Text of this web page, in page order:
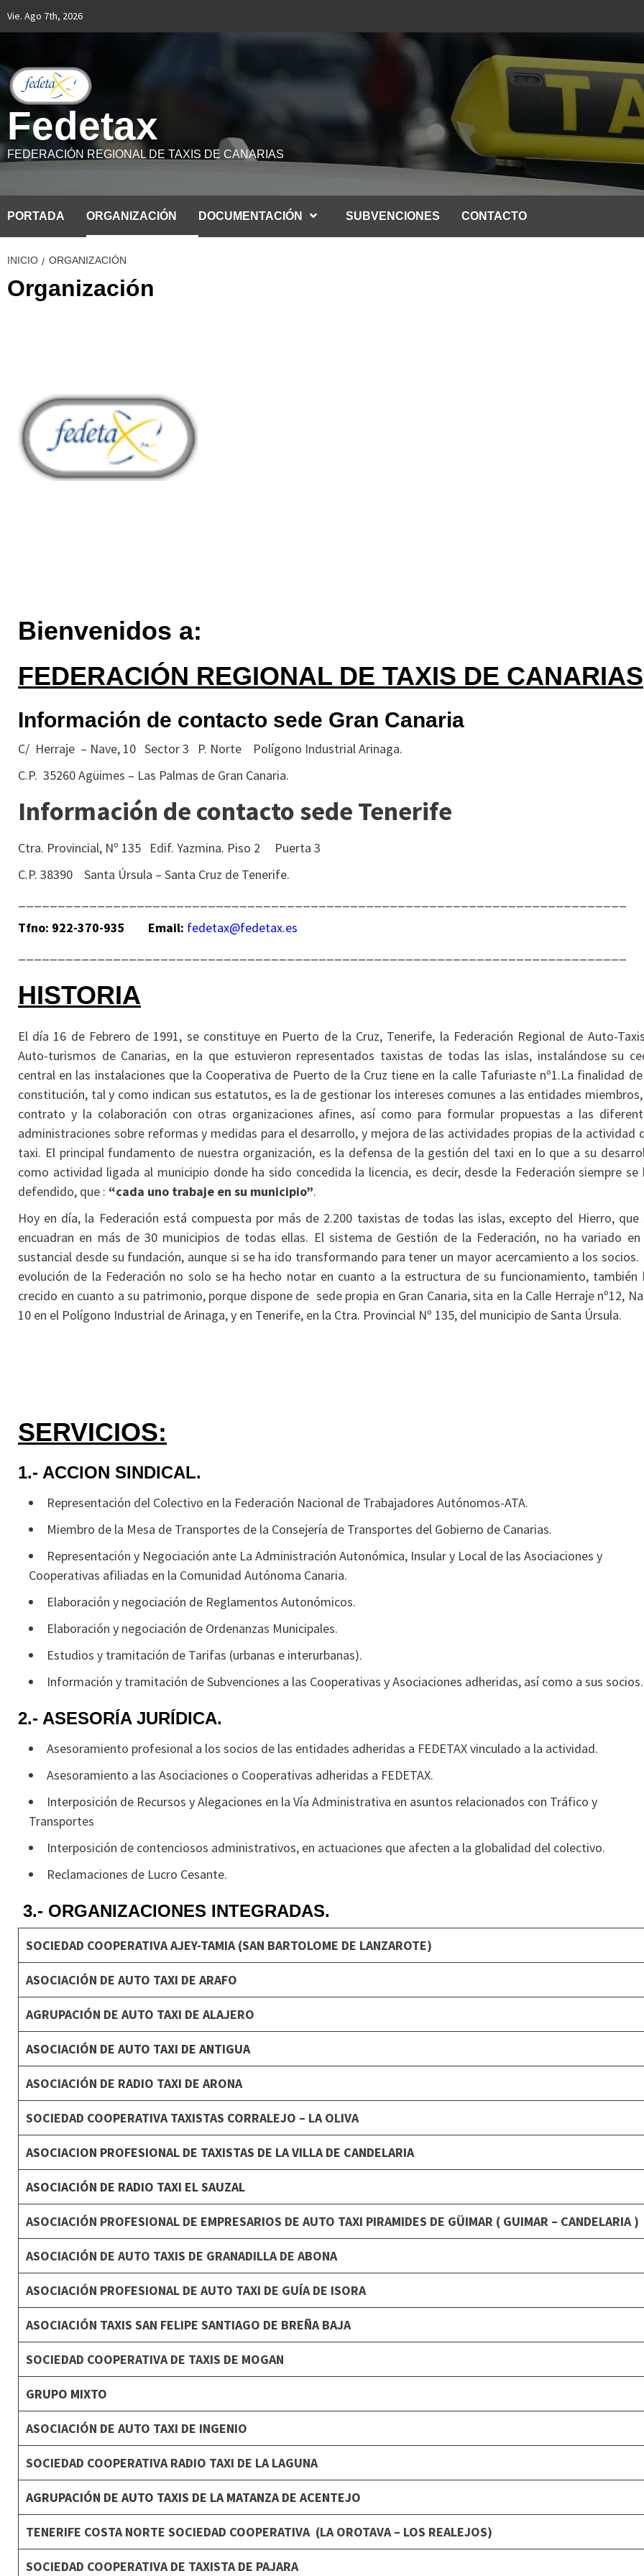
Vie. Ago 7th, 2026
Fedetax
FEDERACIÓN REGIONAL DE TAXIS DE CANARIAS
PORTADA ORGANIZACIÓN DOCUMENTACIÓN SUBVENCIONES CONTACTO
INICIO ORGANIZACIÓN
Organización
Bienvenidos a:
FEDERACIÓN REGIONAL DE TAXIS DE CANARIAS
Información de contacto sede Gran Canaria
C/ Herraje – Nave, 10 Sector 3 P. Norte Polígono Industrial Arinaga.
C.P. 35260 Agüimes – Las Palmas de Gran Canaria.
Información de contacto sede Tenerife
Ctra. Provincial, Nº 135 Edif. Yazmina. Piso 2 Puerta 3
C.P. 38390 Santa Úrsula – Santa Cruz de Tenerife.
Tfno: 922-370-935
Email: fedetax@fedetax.es
HISTORIA
El día 16 de Febrero de 1991, se constituye en Puerto de la Cruz, Tenerife, la Federación Regional de Auto-
Auto-turismos de Canarias, en la que estuvieron representados taxistas de todas las islas, instalándose su
central en las instalaciones que la Cooperativa de Puerto de la Cruz tiene en la calle Tafuriaste nº1.La finalidad
constitución, tal y como indican sus estatutos, es la de gestionar los intereses comunes a las entidades
contrato y la colaboración con otras organizaciones afines, así como para formular propuestas a las
administraciones sobre reformas y medidas para el desarrollo, y mejora de las actividades propias de la actividad
taxi. El principal fundamento de nuestra organización, es la defensa de la gestión del taxi en lo que a su
como actividad ligada al municipio donde ha sido concedida la licencia, es decir, desde la Federación siempre se
defendido, que : “cada uno trabaje en su municipio”.
Hoy en día, la Federación está compuesta por más de 2.200 taxistas de todas las islas, excepto del Hierro, que
encuadran en más de 30 municipios de todas ellas. El sistema de Gestión de la Federación, no ha variado
sustancial desde su fundación, aunque si se ha ido transformando para tener un mayor acercamiento a los socios.
evolución de la Federación no solo se ha hecho notar en cuanto a la estructura de su funcionamiento, también
crecido en cuanto a su patrimonio, porque dispone de sede propia en Gran Canaria, sita en la Calle Herraje nº12,
10 en el Polígono Industrial de Arinaga, y en Tenerife, en la Ctra. Provincial Nº 135, del municipio de Santa Úrsula.
SERVICIOS:
1.- ACCION SINDICAL.
Representación del Colectivo en la Federación Nacional de Trabajadores Autónomos-ATA.
Miembro de la Mesa de Transportes de la Consejería de Transportes del Gobierno de Canarias.
Representación y Negociación ante La Administración Autonómica, Insular y Local de las Asociaciones y
Cooperativas afiliadas en la Comunidad Autónoma Canaria.
Elaboración y negociación de Reglamentos Autonómicos.
Elaboración y negociación de Ordenanzas Municipales.
Estudios y tramitación de Tarifas (urbanas e interurbanas).
Información y tramitación de Subvenciones a las Cooperativas y Asociaciones adheridas, así como a sus socios.
2.- ASESORÍA JURÍDICA.
Asesoramiento profesional a los socios de las entidades adheridas a FEDETAX vinculado a la actividad.
Asesoramiento a las Asociaciones o Cooperativas adheridas a FEDETAX.
Interposición de Recursos y Alegaciones en la Vía Administrativa en asuntos relacionados con Tráfico y
Transportes
Interposición de contenciosos administrativos, en actuaciones que afecten a la globalidad del colectivo.
Reclamaciones de Lucro Cesante.
3.- ORGANIZACIONES INTEGRADAS.
SOCIEDAD COOPERATIVA AJEY-TAMIA (SAN BARTOLOME DE LANZAROTE)
ASOCIACIÓN DE AUTO TAXI DE ARAFO
AGRUPACIÓN DE AUTO TAXI DE ALAJERO
ASOCIACIÓN DE AUTO TAXI DE ANTIGUA
ASOCIACIÓN DE RADIO TAXI DE ARONA
SOCIEDAD COOPERATIVA TAXISTAS CORRALEJO – LA OLIVA
ASOCIACION PROFESIONAL DE TAXISTAS DE LA VILLA DE CANDELARIA
ASOCIACIÓN DE RADIO TAXI EL SAUZAL
ASOCIACIÓN PROFESIONAL DE EMPRESARIOS DE AUTO TAXI PIRAMIDES DE GÜIMAR ( GUIMAR – CANDELARIA )
ASOCIACIÓN DE AUTO TAXIS DE GRANADILLA DE ABONA
ASOCIACIÓN PROFESIONAL DE AUTO TAXI DE GUÍA DE ISORA
ASOCIACIÓN TAXIS SAN FELIPE SANTIAGO DE BREÑA BAJA
SOCIEDAD COOPERATIVA DE TAXIS DE MOGAN
GRUPO MIXTO
ASOCIACIÓN DE AUTO TAXI DE INGENIO
SOCIEDAD COOPERATIVA RADIO TAXI DE LA LAGUNA
AGRUPACIÓN DE AUTO TAXIS DE LA MATANZA DE ACENTEJO
TENERIFE COSTA NORTE SOCIEDAD COOPERATIVA (LA OROTAVA – LOS REALEJOS)
SOCIEDAD COOPERATIVA DE TAXISTA DE PAJARA